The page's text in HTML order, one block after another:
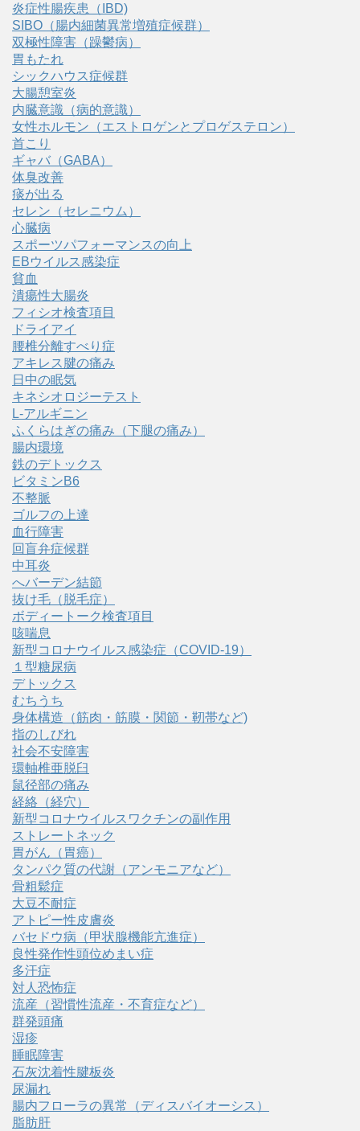
炎症性腸疾患（IBD)
SIBO（腸内細菌異常増殖症候群）
双極性障害（躁鬱病）
胃もたれ
シックハウス症候群
大腸憩室炎
内臓意識（病的意識）
女性ホルモン（エストロゲンとプロゲステロン）
首こり
ギャバ（GABA）
体臭改善
痰が出る
セレン（セレニウム）
心臓病
スポーツパフォーマンスの向上
EBウイルス感染症
貧血
潰瘍性大腸炎
フィシオ検査項目
ドライアイ
腰椎分離すべり症
アキレス腱の痛み
日中の眠気
キネシオロジーテスト
L-アルギニン
ふくらはぎの痛み（下腿の痛み）
腸内環境
鉄のデトックス
ビタミンB6
不整脈
ゴルフの上達
血行障害
回盲弁症候群
中耳炎
へバーデン結節
抜け毛（脱毛症）
ボディートーク検査項目
咳喘息
新型コロナウイルス感染症（COVID‑19）
１型糖尿病
デトックス
むちうち
身体構造（筋肉・筋膜・関節・靭帯など)
指のしびれ
社会不安障害
環軸椎亜脱臼
鼠径部の痛み
経絡（経穴）
新型コロナウイルスワクチンの副作用
ストレートネック
胃がん（胃癌）
タンパク質の代謝（アンモニアなど）
骨粗鬆症
大豆不耐症
アトピー性皮膚炎
バセドウ病（甲状腺機能亢進症）
良性発作性頭位めまい症
多汗症
対人恐怖症
流産（習慣性流産・不育症など）
群発頭痛
湿疹
睡眠障害
石灰沈着性腱板炎
尿漏れ
腸内フローラの異常（ディスバイオーシス）
脂肪肝